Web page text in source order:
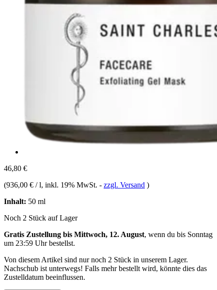
46,80 €
(936,00 € / l, inkl. 19% MwSt. - zzgl. Versand )
Inhalt: 50 ml
Noch 2 Stück auf Lager
Gratis Zustellung bis Mittwoch, 12. August, wenn du bis Sonntag
um 23:59 Uhrbestellst.
Von diesem Artikel sind nur noch 2 Stück in unserem Lager.
Nachschub ist unterwegs! Falls mehr bestellt wird, könnte dies das
Zustelldatum beeinflussen.